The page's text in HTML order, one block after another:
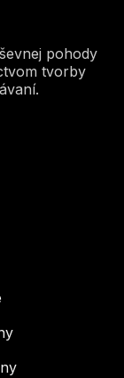
pohody
tvorby